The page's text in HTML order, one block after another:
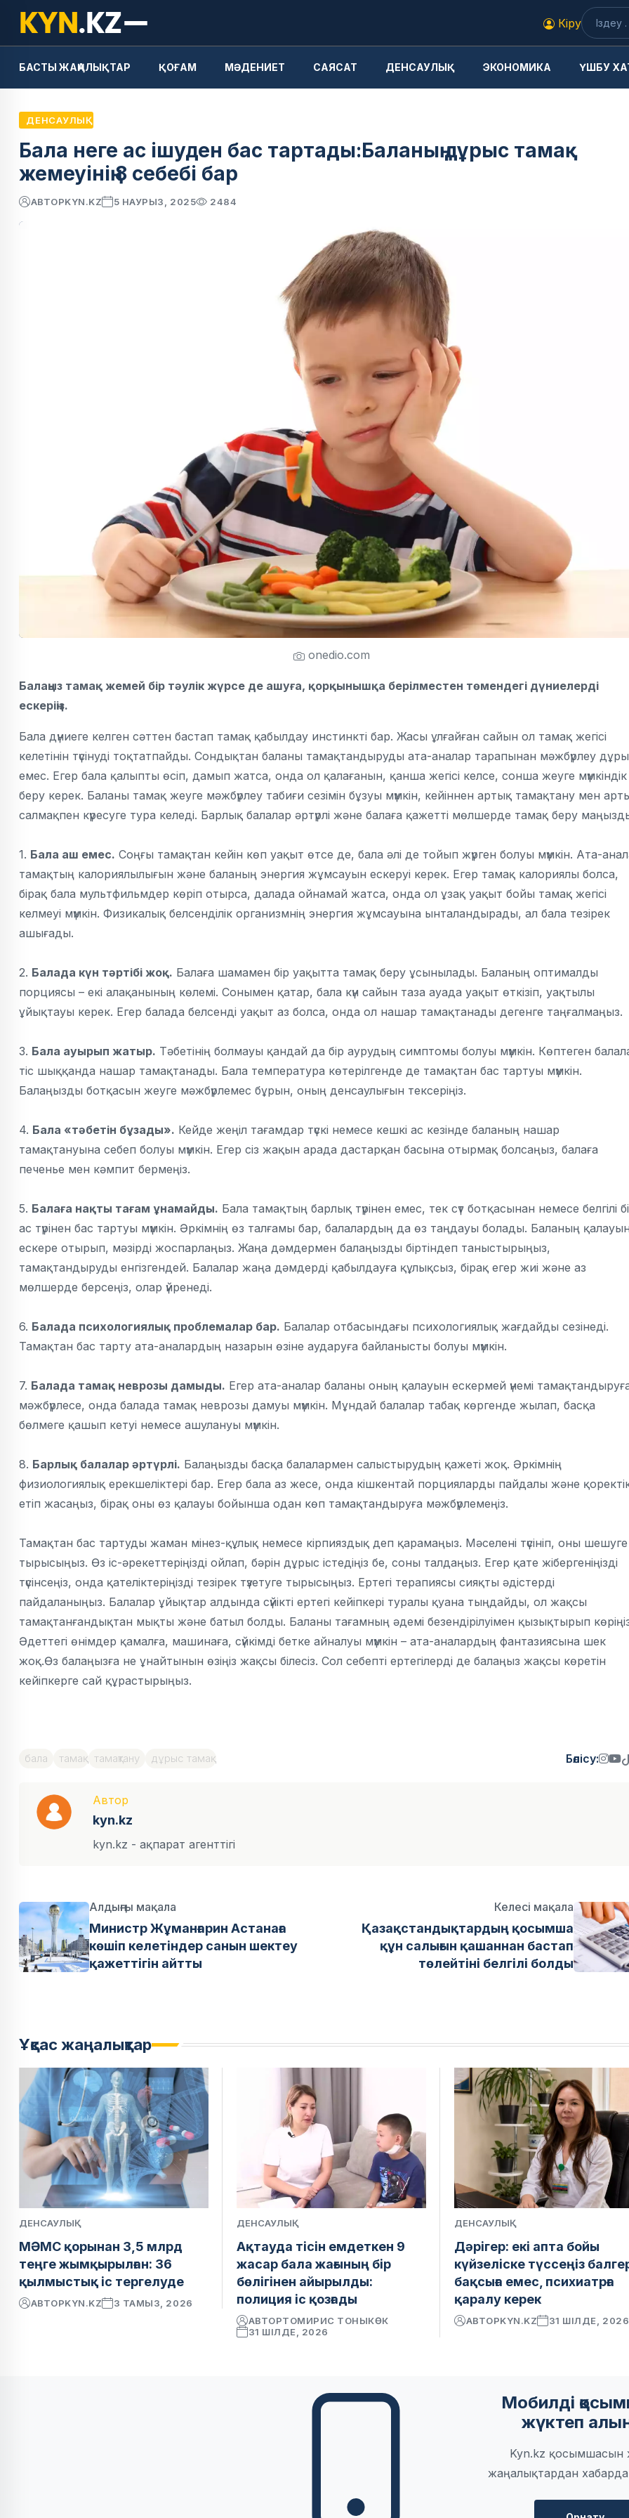
Кіру
БАСТЫ ЖАҢАЛЫҚТАР ҚОҒАМ МӘДЕНИЕТ САЯСАТ ДЕНСАУЛЫҚ ЭКОНОМИКА ҮШБУ
ДЕНСАУЛЫҚ
Бала неге ас ішуден бас тартады:Баланың дұрыс тамақ
жемеуінің 8 себебі бар
АВТОРKYN.KZ 5 НАУРЫЗ, 2025 2484
onedio.com
Балаңыз тамақ жемей бір тәулік жүрсе де ашуға, қорқынышқа берілместен төмендегі дүниелерді
ескеріңіз.
Бала дүниеге келген сәттен бастап тамақ қабылдау инстинкті бар. Жасы ұлғайған сайын ол тамақ жегісі
келетінін түсінуді тоқтатпайды. Сондықтан баланы тамақтандыруды ата-аналар тарапынан мәжбүрлеу
емес. Егер бала қалыпты өсіп, дамып жатса, онда ол қалағанын, қанша жегісі келсе, сонша жеуге мүмкіндік
беру керек. Баланы тамақ жеуге мәжбүрлеу табиғи сезімін бұзуы мүмкін, кейіннен артық тамақтану мен
салмақпен күресуге тура келеді. Барлық балалар әртүрлі және балаға қажетті мөлшерде тамақ беру
1. Бала аш емес. Соңғы тамақтан кейін көп уақыт өтсе де, бала әлі де тойып жүрген болуы мүмкін. Ата-
тамақтың калориялылығын және баланың энергия жұмсауын ескеруі керек. Егер тамақ калориялы болса,
бірақ бала мультфильмдер көріп отырса, далада ойнамай жатса, онда ол ұзақ уақыт бойы тамақ жегісі
келмеуі мүмкін. Физикалық белсенділік организмнің энергия жұмсауына ынталандырады, ал бала тезірек
ашығады.
2. Балада күн тәртібі жоқ. Балаға шамамен бір уақытта тамақ беру ұсынылады. Баланың оптималды
порциясы – екі алақанының көлемі. Сонымен қатар, бала күн сайын таза ауада уақыт өткізіп, уақтылы
ұйықтауы керек. Егер балада белсенді уақыт аз болса, онда ол нашар тамақтанады дегенге таңғалмаңыз.
3. Бала ауырып жатыр. Тәбетінің болмауы қандай да бір аурудың симптомы болуы мүмкін. Көптеген
тіс шыққанда нашар тамақтанады. Бала температура көтерілгенде де тамақтан бас тартуы мүмкін.
Балаңызды ботқасын жеуге мәжбүрлемес бұрын, оның денсаулығын тексеріңіз.
4. Бала «тәбетін бұзады». Кейде жеңіл тағамдар түскі немесе кешкі ас кезінде баланың нашар
тамақтануына себеп болуы мүмкін. Егер сіз жақын арада дастарқан басына отырмақ болсаңыз, балаға
печенье мен кәмпит бермеңіз.
5. Балаға нақты тағам ұнамайды. Бала тамақтың барлық түрінен емес, тек сүт ботқасынан немесе белгілі
ас түрінен бас тартуы мүмкін. Әркімнің өз талғамы бар, балалардың да өз таңдауы болады. Баланың
ескере отырып, мәзірді жоспарлаңыз. Жаңа дәмдермен балаңызды біртіндеп таныстырыңыз,
тамақтандыруды енгізгендей. Балалар жаңа дәмдерді қабылдауға құлықсыз, бірақ егер жиі және аз
мөлшерде берсеңіз, олар үйренеді.
6. Балада психологиялық проблемалар бар. Балалар отбасындағы психологиялық жағдайды сезінеді.
Тамақтан бас тарту ата-аналардың назарын өзіне аударуға байланысты болуы мүмкін.
7. Балада тамақ неврозы дамыды. Егер ата-аналар баланы оның қалауын ескермей үнемі
мәжбүрлесе, онда балада тамақ неврозы дамуы мүмкін. Мұндай балалар табақ көргенде жылап, басқа
бөлмеге қашып кетуі немесе ашулануы мүмкін.
8. Барлық балалар әртүрлі. Балаңызды басқа балалармен салыстырудың қажеті жоқ. Әркімнің
физиологиялық ерекшеліктері бар. Егер бала аз жесе, онда кішкентай порцияларды пайдалы және
етіп жасаңыз, бірақ оны өз қалауы бойынша одан көп тамақтандыруға мәжбүрлемеңіз.
Тамақтан бас тартуды жаман мінез-құлық немесе кірпияздық деп қарамаңыз. Мәселені түсініп, оны шешуге
тырысыңыз. Өз іс-әрекеттеріңізді ойлап, бәрін дұрыс істедіңіз бе, соны талдаңыз. Егер қате жібергеніңізді
түсінсеңіз, онда қателіктеріңізді тезірек түзетуге тырысыңыз. Ертегі терапиясы сияқты әдістерді
пайдаланыңыз. Балалар ұйықтар алдында сүйікті ертегі кейіпкері туралы қуана тыңдайды, ол жақсы
тамақтанғандықтан мықты және батыл болды. Баланы тағамның әдемі безендірілуімен қызықтырып
Әдеттегі өнімдер қамалға, машинаға, сүйкімді бетке айналуы мүмкін – ата-аналардың фантазиясына шек
жоқ.Өз балаңызға не ұнайтынын өзіңіз жақсы білесіз. Сол себепті ертегілерді де балаңыз жақсы көретін
кейіпкерге сай құрастырыңыз.
бала тамақ тамақтану дұрыс тамақ Бөлісу:
Автор
kyn.kz
kyn.kz - ақпарат агенттігі
Алдыңғы мақала
Министр Жұманғарин Астанаға
көшіп келетіндер санын шектеу
қажеттігін айтты
Келесі мақала
Қазақстандықтардың қосымша
құн салығын қашаннан бастап
төлейтіні белгілі болды
Ұқсас жаңалықтар
ДЕНСАУЛЫҚ
МӘМС қорынан 3,5 млрд
теңге жымқырылған: 36
қылмыстық іс тергелуде
АВТОРKYN.KZ 3 ТАМЫЗ, 2026
ДЕНСАУЛЫҚ
Ақтауда тісін емдеткен 9
жасар бала жағының бір
бөлігінен айырылды:
полиция іс қозғады
АВТОРТОМИРИС ТОНЫКӨК
31 ШІЛДЕ, 2026
ДЕНСАУЛЫҚ
Дәрігер: екі апта бойы
күйзеліске түссеңіз
бақсыға емес, психиатрға
қаралу керек
АВТОРKYN.KZ 31 ШІЛДЕ, 2026
Мобилді
жүктеп
Kyn.kz қосымшасын
жаңалықтардан